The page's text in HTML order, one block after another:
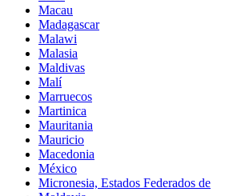
Macau
Madagascar
Malawi
Malasia
Maldivas
Malí
Marruecos
Martinica
Mauritania
Mauricio
Macedonia
México
Micronesia, Estados Federados de